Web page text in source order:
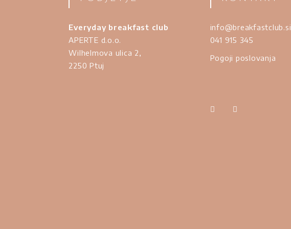
Everyday breakfast club
APERTE d.o.o.
Wilhelmova ulica 2,
2250 Ptuj
info@breakfastclub.si
041 915 345
Pogoji poslovanja